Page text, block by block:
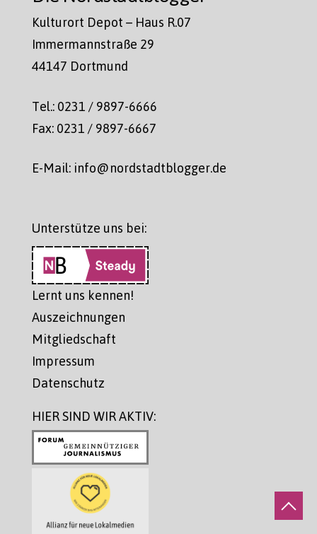
Kulturort Depot – Haus R.07
Immermannstraße 29
44147 Dortmund
Tel.: 0231 / 9897-6666
Fax: 0231 / 9897-6667
E-Mail: info@nordstadtblogger.de
Unterstütze uns bei:
Lernt uns kennen!
Auszeichnungen
Mitgliedschaft
Impressum
Datenschutz
HIER SIND WIR AKTIV: